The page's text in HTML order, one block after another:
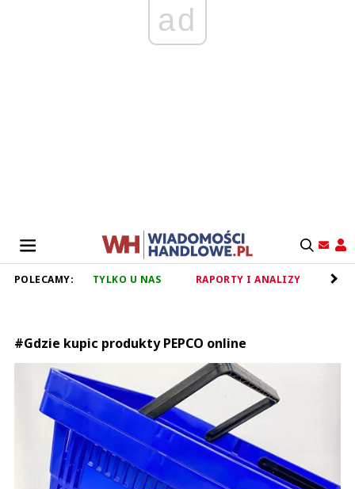
ad
POLECAMY: TYLKO U NAS RAPORTY I ANALIZY
#Gdzie kupic produkty PEPCO online